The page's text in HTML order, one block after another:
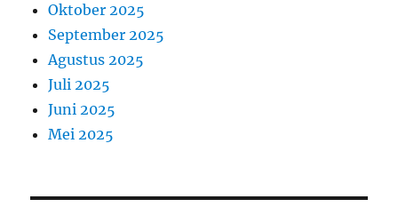
Oktober 2025
September 2025
Agustus 2025
Juli 2025
Juni 2025
Mei 2025